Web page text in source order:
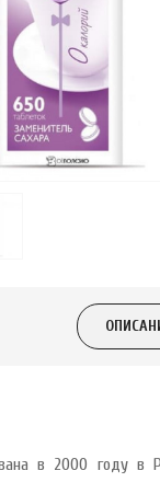
в 2000 году в